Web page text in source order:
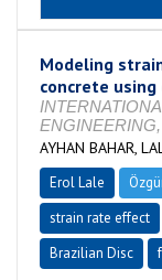
Modeling
concrete
AYHAN BAHAR,
Erol Lale
strain rate effect
Brazilian Disc